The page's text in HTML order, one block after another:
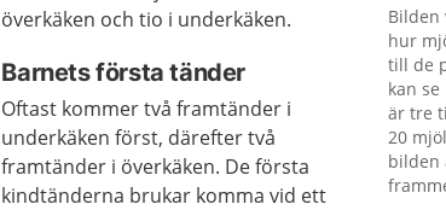
Bilden
hur
till de
kan
är tre
20
bilden
överkäken och tio i underkäken.
Barnets första tänder
Oftast kommer två framtänder i
underkäken först, därefter två
framtänder i överkäken. De första
kindtänderna brukar komma vid ett